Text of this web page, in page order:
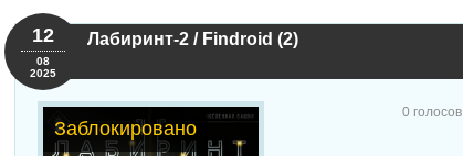
Лабиринт-2 / Findroid (2)
12
08
2025
Заблокировано
0 голосов